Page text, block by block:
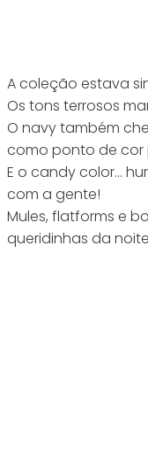
A coleção estava
Os tons terrosos
O navy também
como ponto de cor
E o candy color…
com a gente!
Mules, flatforms e
queridinhas da